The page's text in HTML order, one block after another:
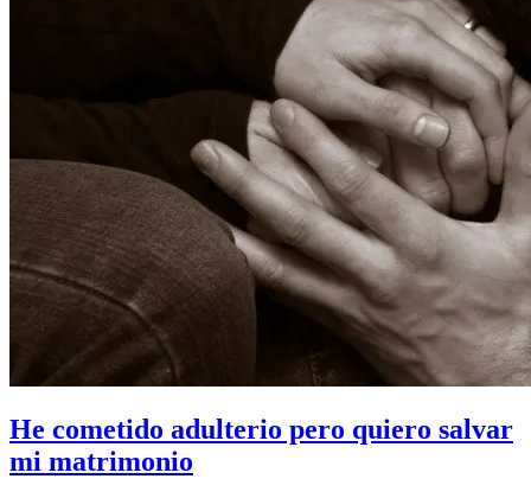
He cometido adulterio pero quiero salvar
mi matrimonio